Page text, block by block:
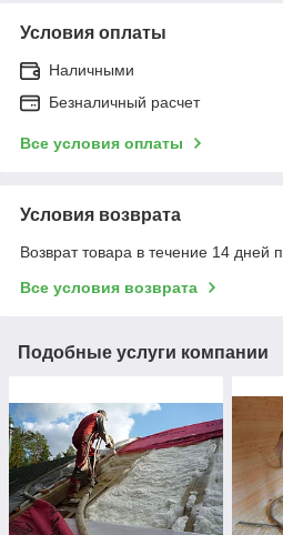
Условия оплаты
Наличными
Безналичный расчет
Все условия оплаты
Условия возврата
Возврат товара в течение 14 дней
Все условия возврата
Подобные услуги компании